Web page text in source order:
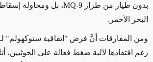
بدون طيار من طراز
، بل ومحاولة
البحر الأحمر .
ومن المفارقات أنَّ فرض "اتفاقية ستوكهولم" لـ
رغم افتقادها لآلية ضغط فعالة على الحوثيين،